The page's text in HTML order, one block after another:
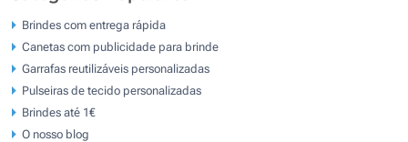
Brindes com entrega rápida
Canetas com publicidade para brinde
Garrafas reutilizáveis personalizadas
Pulseiras de tecido personalizadas
Brindes até 1€
O nosso blog